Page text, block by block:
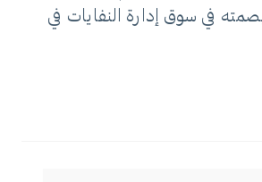
في سوق إدارة النفايات في